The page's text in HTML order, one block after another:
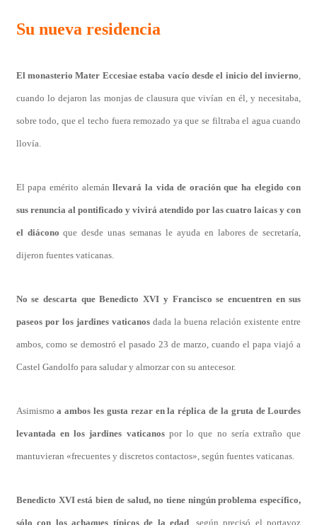
Su nueva residencia
El monasterio Mater Eccesiae estaba vacío desde el inicio del invierno,
cuando lo dejaron las monjas de clausura que vivían en él, y necesitaba,
sobre todo, que el techo fuera remozado ya que se filtraba el agua cuando
llovía.
El papa emérito alemán llevará la vida de oración que ha elegido con
sus renuncia al pontificado y vivirá atendido por las cuatro laicas y con
el diácono que desde unas semanas le ayuda en labores de secretaría,
dijeron fuentes vaticanas.
No se descarta que Benedicto XVI y Francisco se encuentren en sus
paseos por los jardines vaticanosdada la buena relación existente entre
ambos, como se demostró el pasado 23 de marzo, cuando el papa viajó a
Castel Gandolfo para saludar y almorzar con su antecesor.
Asimismoa ambos les gusta rezar en la réplica de la gruta de Lourdes
levantada en los jardines vaticanos por lo que no sería extraño que
mantuvieran «frecuentes y discretos contactos», según fuentes vaticanas.
Benedicto XVI está bien de salud, no tiene ningún problema específico,
sólo con los achaques típicos de la edad , según precisó el portavoz